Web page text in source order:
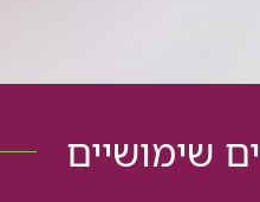
שימושיים